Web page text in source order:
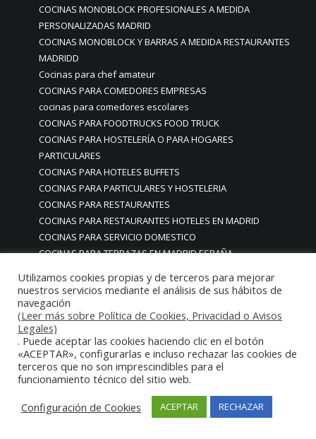
COCINAS MONOBLOCK PROFESIONALES A MEDIDA
PERSONALIZADAS MADRID
COCINAS MONOBLOCK Y BARRAS A MEDIDA RESTAURANTES
MADRIDD
Cocinas para chef amateur
COCINAS PARA COMEDORES EMPRESAS
cocinas para comedores escolares
COCINAS PARA FOODTRUCKS FOOD TRUCK
COCINAS PARA HOSTELERÍA O PARA HOGARES
PARTICULARES
COCINAS PARA HOTELES BUFFETS
COCINAS PARA PARTICULARES Y HOSTELERIA
COCINAS PARA RESTAURANTES
COCINAS PARA RESTAURANTES HOTELES EN MADRID
COCINAS PARA SERVICIO DOMESTICO
COCINAS PARA TERRAZAS EN MADRID ESPAÑA
COCINAS PREMIUM LUJO PARA RESTAURANTES
RESTAURACIÓN MADRID
COCINAS PREMIUM MADRID
COCINAS PREMIUM PROFESIONALES MADRID
COCINAS PROFESIONALES
COCINAS PROFESIONALES • MOBILIARIO • ENCIMERAS •
REVESTIMIENTOS • ESTRUCTURAS • ELEMENTOS
DECORATIVOS ACERO INOXIDABLE
COCINAS PROFESIONALES A MEDIDA PERSONALIZADAS PARA
Utilizamos cookies propias y de terceros para mejorar
nuestros servicios mediante el análisis de sus hábitos de
navegación
(Leer más sobre Política de Cookies, Privacidad o Avisos
Legales)
. Puede aceptar las cookies haciendo clic en el botón
«ACEPTAR», configurarlas e incluso rechazar las cookies de
terceros que no son imprescindibles para el
funcionamiento técnico del sitio web.
Configuración de Cookies
ACEPTAR RECHAZAR